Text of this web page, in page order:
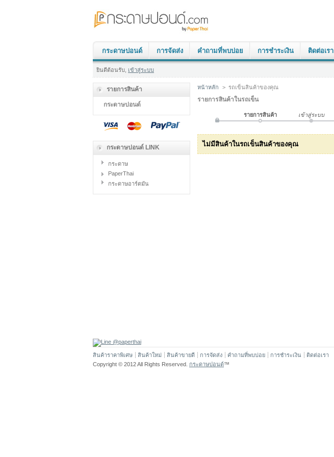
กระดาษปอนด์ การจัดส่ง คำถามที่พบบ่อย การชำระเงิน ติดต่อเรา
ยินดีต้อนรับ, เข้าสู่ระบบ
รายการสินค้า
กระดาษปอนด์
กระดาษปอนด์ LINK
กระดาษ
PaperThai
กระดาษอาร์ตมัน
หน้าหลัก > รถเข็นสินค้าของคุณ
รายการสินค้าในรถเข็น
รายการสินค้า เข้าสู่ระบบ
ไม่มีสินค้าในรถเข็นสินค้าของคุณ
สินค้าราคาพิเศษ สินค้าใหม่ สินค้าขายดี การจัดส่ง คำถามที่พบบ่อย การชำระเงิน
ติดต่อเรา
Copyright © 2012 All Rights Reserved. กระดาษปอนด์™